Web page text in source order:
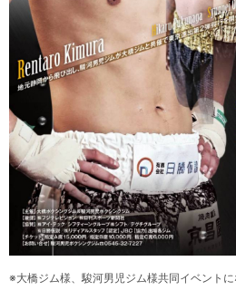
※大橋ジム様、駿河男児ジム様共同イベントに